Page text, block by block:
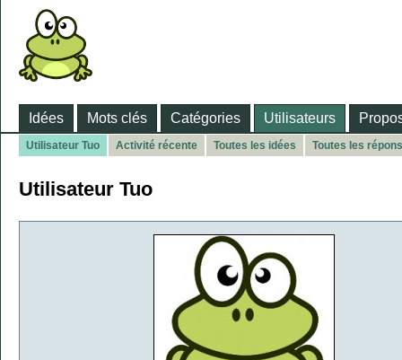
Idées Mots clés Catégories Utilisateurs
Utilisateur Tuo Activité récente Toutes les idées Toutes les
Utilisateur Tuo